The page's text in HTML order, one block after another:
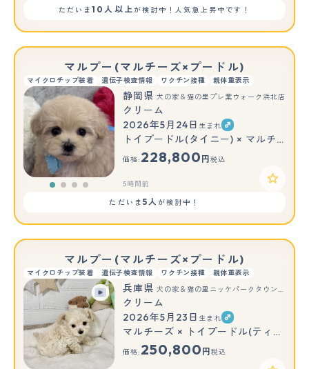
ただいま10人以上が検討中！人気急上昇中です！
マルプー(マルチーズ×プードル)
マイクロチップ装着 遺伝子検査情報 ワクチン接種 親体重表示
静岡県 犬の家＆猫の里プレ葉ウォーク浜北店
クリーム
2026年5月24日 生まれ
トイプードル(タイニー) × マルチーズ
価格: 228,800 円 税込
5時間前
ただいま 5人が検討中！
マルプー(マルチーズ×プードル)
マイクロチップ装着 遺伝子検査情報 ワクチン接種 親体重表示
兵庫県 犬の家＆猫の里ニッケパークタウン加古川店
クリーム
2026年5月23日 生まれ
マルチーズ × トイプードル(ティーカップ)
価格: 250,800 円 税込